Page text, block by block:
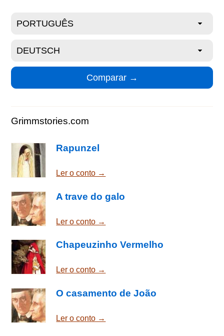
Grimmstories.com
Rapunzel
Ler o conto →
A trave do galo
Ler o conto →
Chapeuzinho Vermelho
Ler o conto →
O casamento de João
Ler o conto →